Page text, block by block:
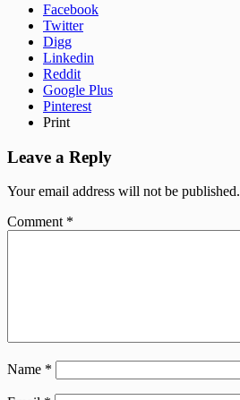
Facebook
Twitter
Digg
Linkedin
Reddit
Google Plus
Pinterest
Print
Leave a Reply
Your email address will not be published.
Comment *
Name *